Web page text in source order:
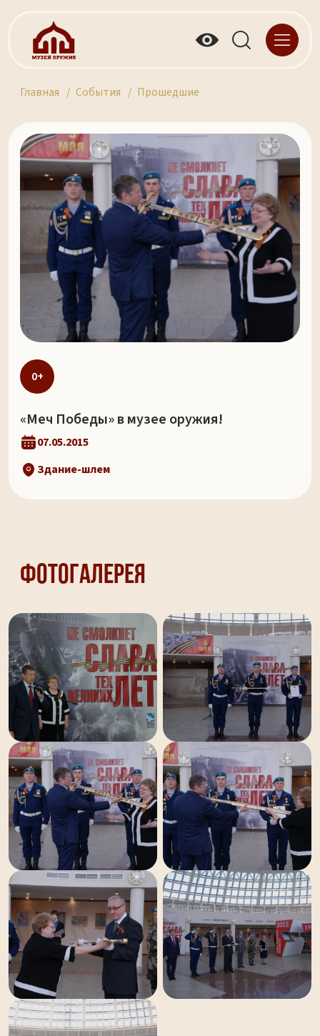
Главная События Прошедшие
0+
«Меч Победы» в музее оружия!
07.05.2015
Здание-шлем
Фотогалерея